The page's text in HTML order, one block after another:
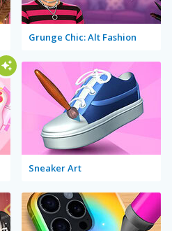
Grunge Chic: Alt Fashion
Sneaker Art